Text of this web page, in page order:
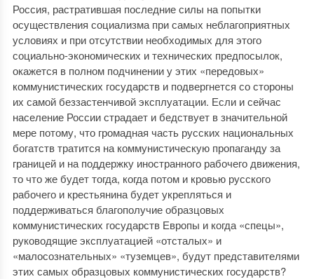
Россия, растратившая последние силы на попытки
осуществления социализма при самых неблагоприятных
условиях и при отсутствии необходимых для этого
социально-экономических и технических предпосылок,
окажется в полном подчинении у этих «передовых»
коммунистических государств и подвергнется со стороны
их самой беззастенчивой эксплуатации. Если и сейчас
население России страдает и бедствует в значительной
мере потому, что громадная часть русских национальных
богатств тратится на коммунистическую пропаганду за
границей и на поддержку иностранного рабочего движения,
то что же будет тогда, когда потом и кровью русского
рабочего и крестьянина будет укрепляться и
поддерживаться благополучие образцовых
коммунистических государств Европы и когда «спецы»,
руководящие эксплуатацией «отсталых» и
«малосознательных» «туземцев», будут представителями
этих самых образцовых коммунистических государств?